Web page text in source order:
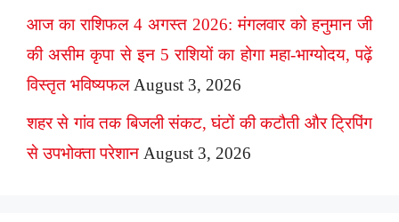
आज का राशिफल 4 अगस्त 2026: मंगलवार को हनुमान जी
की असीम कृपा से इन 5 राशियों का होगा महा-भाग्योदय, पढ़ें
विस्तृत भविष्यफल August 3, 2026
शहर से गांव तक बिजली संकट, घंटों की कटौती और ट्रिपिंग
से उपभोक्ता परेशान August 3, 2026